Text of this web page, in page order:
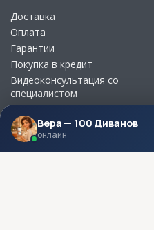
Доставка
Оплата
Гарантии
Покупка в кредит
Видеоконсультация со
специалистом
Выбор ткани для мебели без
визита в магазин
МЫ В СОЦСЕТЯХ
Вера — 100 Диванов
онлайн